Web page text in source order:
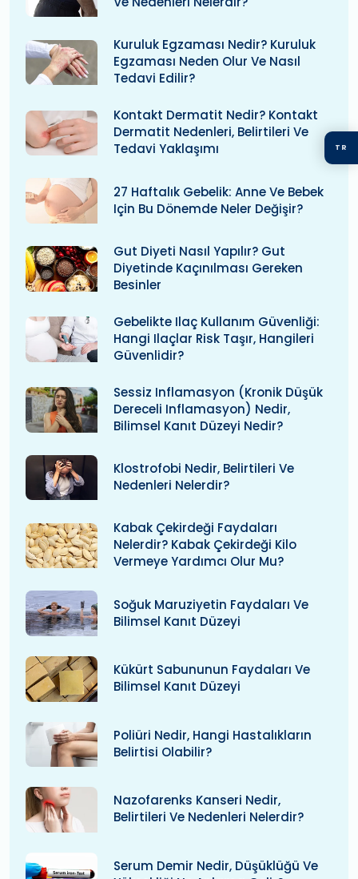
TR
Kuruluk Egzaması Nedir? Kuruluk
Egzaması Neden Olur Ve Nasıl
Tedavi Edilir?
Kontakt Dermatit Nedir? Kontakt
Dermatit Nedenleri, Belirtileri Ve
Tedavi Yaklaşımı
27 Haftalık Gebelik: Anne Ve Bebek
Için Bu Dönemde Neler Değişir?
Gut Diyeti Nasıl Yapılır? Gut
Diyetinde Kaçınılması Gereken
Besinler
Gebelikte Ilaç Kullanım Güvenliği:
Hangi Ilaçlar Risk Taşır, Hangileri
Güvenlidir?
Sessiz Inflamasyon (kronik Düşük
Dereceli Inflamasyon) Nedir,
Bilimsel Kanıt Düzeyi Nedir?
Klostrofobi Nedir, Belirtileri Ve
Nedenleri Nelerdir?
Kabak Çekirdeği Faydaları
Nelerdir? Kabak Çekirdeği Kilo
Vermeye Yardımcı Olur Mu?
Soğuk Maruziyetin Faydaları Ve
Bilimsel Kanıt Düzeyi
Kükürt Sabununun Faydaları Ve
Bilimsel Kanıt Düzeyi
Poliüri Nedir, Hangi Hastalıkların
Belirtisi Olabilir?
Nazofarenks Kanseri Nedir,
Belirtileri Ve Nedenleri Nelerdir?
Serum Demir Nedir, Düşüklüğü Ve